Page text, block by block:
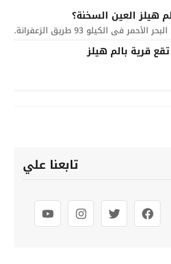
هيلز العين السخنة؟
فى الكيلو 93 طريق الزعفرانة.
قرية بالم هيلز
تابعنا علي